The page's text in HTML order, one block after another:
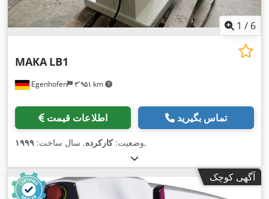
1 / 6
Egenhofen ۳٬۹۵۱ km
MAKA LB1
اطلاعات قیمت تماس بگیرید
وضعیت:کارکرده, سال ساخت: ۱۹۹۹ ,
آگهی کوچک